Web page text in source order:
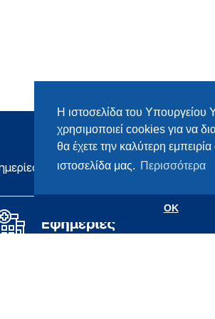
Η ιστοσελίδα του Υπουργείου
χρησιμοποιεί cookies για να
θα έχετε την καλύτερη
ιστοσελίδα μας. Περισσότερα
OK